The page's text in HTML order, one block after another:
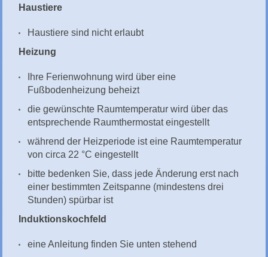
Haustiere
Haustiere sind nicht erlaubt
Heizung
Ihre Ferienwohnung wird über eine
Fußbodenheizung beheizt
die gewünschte Raumtemperatur wird über das
entsprechende Raumthermostat eingestellt
während der Heizperiode ist eine Raumtemperatur
von circa 22 °C eingestellt
bitte bedenken Sie, dass jede Änderung erst nach
einer bestimmten Zeitspanne (mindestens drei
Stunden) spürbar ist
Induktionskochfeld
eine Anleitung finden Sie unten stehend